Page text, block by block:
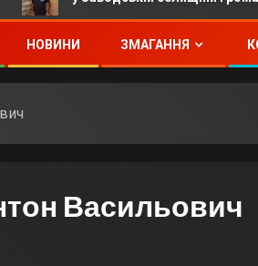
НОВИНИ ЗМАГАННЯ
Васильович